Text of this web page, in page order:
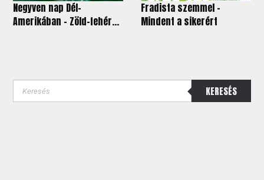
Negyven nap Dél-
Amerikában – Zöld-fehér...
Fradista szemmel –
Mindent a sikerért
KERESÉS